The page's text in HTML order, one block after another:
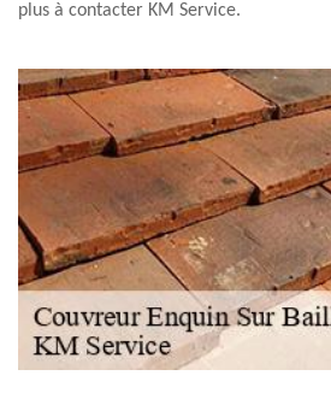
plus à contacter KM Service.